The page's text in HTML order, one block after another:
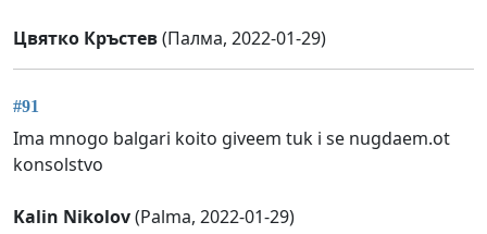
Цвятко Кръстев(Палма, 2022-01-29)
#91
Ima mnogo balgari koito giveem tuk i se nugdaem.ot
konsolstvo
Kalin Nikolov(Palma, 2022-01-29)